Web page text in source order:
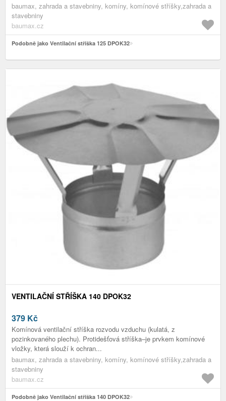
baumax, zahrada a stavebniny, komíny, komínové stříšky,zahrada a
stavebniny
baumax.cz
Podobně jako Ventilační stříška 125 DPOK32
VENTILAČNÍ STŘÍŠKA 140 DPOK32
379 Kč
Komínová ventilační stříška rozvodu vzduchu (kulatá, z
pozinkovaného plechu). Protidešťová stříška–je prvkem komínové
vložky, která slouží k ochran...
baumax, zahrada a stavebniny, komíny, komínové stříšky,zahrada a
stavebniny
baumax.cz
Podobně jako Ventilační stříška 140 DPOK32